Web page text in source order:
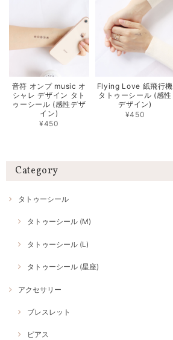
音符 オンプ music オ
シャレ デザイン タト
ゥーシール (感性デザ
イン)
¥450
Flying Love 紙飛行機
タトゥーシール (感性
デザイン)
¥450
Category
タトゥーシール
タトゥーシール (M)
タトゥーシール (L)
タトゥーシール (星座)
アクセサリー
ブレスレット
ピアス